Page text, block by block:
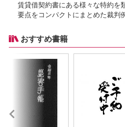
賃貸借契約書にある様々な特約を
要点をコンパクトにまとめた裁判
おすすめ書籍